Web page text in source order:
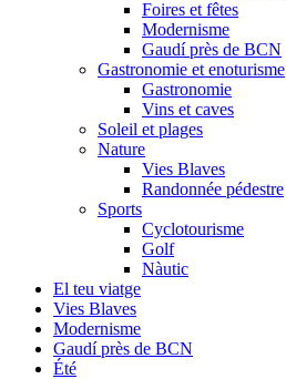
Foires et fêtes
Modernisme
Gaudí près de BCN
Gastronomie et enoturisme
Gastronomie
Vins et caves
Soleil et plages
Nature
Vies Blaves
Randonnée pédestre
Sports
Cyclotourisme
Golf
Nàutic
El teu viatge
Vies Blaves
Modernisme
Gaudí près de BCN
Été